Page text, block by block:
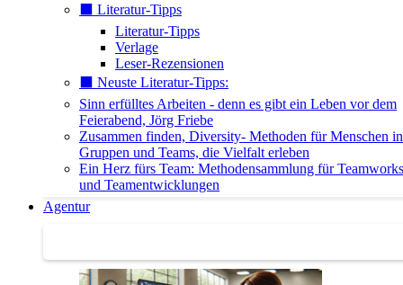
⬛️ Literatur-Tipps
Literatur-Tipps
Verlage
Leser-Rezensionen
⬛️ Neuste Literatur-Tipps:
Sinn erfülltes Arbeiten - denn es gibt ein Leben vor dem
Feierabend, Jörg Friebe
Zusammen finden, Diversity- Methoden für Menschen in
Gruppen und Teams, die Vielfalt erleben
Ein Herz fürs Team: Methodensammlung für
und Teamentwicklungen
Agentur